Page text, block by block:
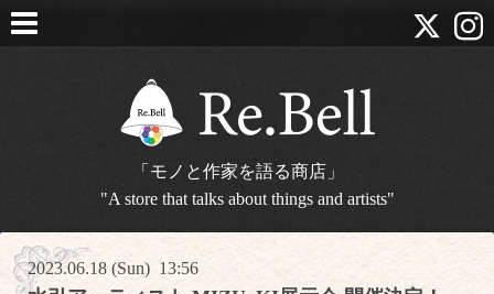
「モノと作家を語る商店」
"A store that talks about things and artists"
2023.06.18 (Sun) 13:56